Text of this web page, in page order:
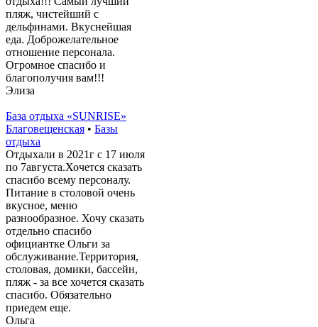
пляж, чистейший с
дельфинами. Вкуснейшая
еда. Доброжелательное
отношение персонала.
Огромное спасибо и
благополучия вам!!!
Элиза
База отдыха «SUNRISE»
Благовещенская • Базы
отдыха
Отдыхали в 2021г с 17 июля
по 7августа.Хочется сказать
спасибо всему персоналу.
Питание в столовой очень
вкусное, меню
разнообразное. Хочу сказать
отдельно спасибо
официантке Ольги за
обслуживание.Территория,
столовая, домики, бассейн,
пляж - за все хочется сказать
спасибо. Обязательно
приедем еще.
Ольга